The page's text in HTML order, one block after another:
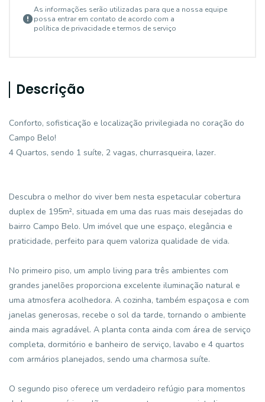
As informações serão utilizadas para que a nossa equipe
possa entrar em contato de acordo com a
política de privacidade e termos de serviço
Descrição
Conforto, sofisticação e localização privilegiada no coração do
Campo Belo!
4 Quartos, sendo 1 suíte, 2 vagas, churrasqueira, lazer.
Descubra o melhor do viver bem nesta espetacular cobertura
duplex de 195m², situada em uma das ruas mais desejadas do
bairro Campo Belo. Um imóvel que une espaço, elegância e
praticidade, perfeito para quem valoriza qualidade de vida.
No primeiro piso, um amplo living para três ambientes com
grandes janelões proporciona excelente iluminação natural e
uma atmosfera acolhedora. A cozinha, também espaçosa e com
janelas generosas, recebe o sol da tarde, tornando o ambiente
ainda mais agradável. A planta conta ainda com área de serviço
completa, dormitório e banheiro de serviço, lavabo e 4 quartos
com armários planejados, sendo uma charmosa suíte.
O segundo piso oferece um verdadeiro refúgio para momentos